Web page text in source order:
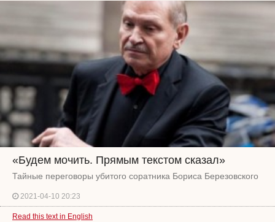
«Будем мочить. Прямым текстом сказал»
Тайные переговоры убитого соратника Бориса Березовского
2021-04-10 20:23
Read this text in English